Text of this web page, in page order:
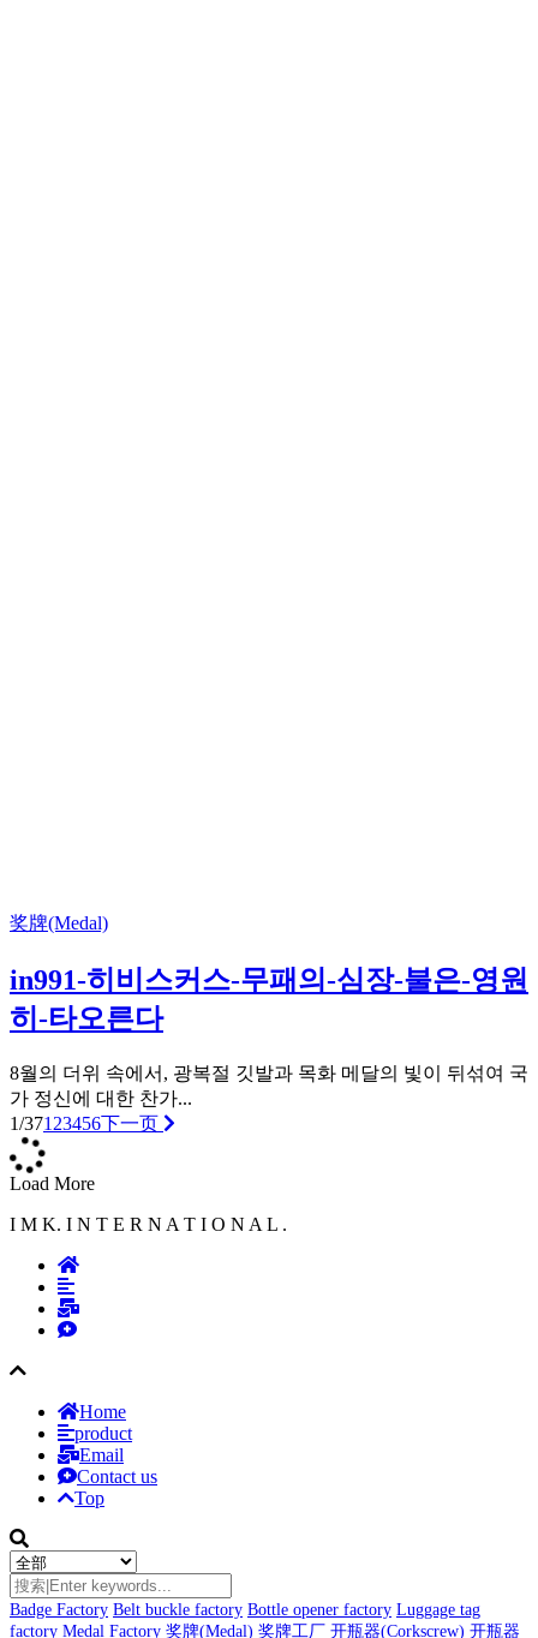
奖牌(Medal)
in991-히비스커스-무패의-심장-불은-영원
히-타오른다
8월의 더위 속에서, 광복절 깃발과 목화 메달의 빛이 뒤섞여 국
가 정신에 대한 찬가...
1/371 23456下一页
Load More
I M K. I N T E R N A T I O N A L .
Home
product
Email
Contact us
Top
Badge Factory Belt buckle factory Bottle opener factory Luggage tag
factory Medal Factory 奖牌(Medal) 奖牌工厂 开瓶器(Corkscrew) 开瓶器